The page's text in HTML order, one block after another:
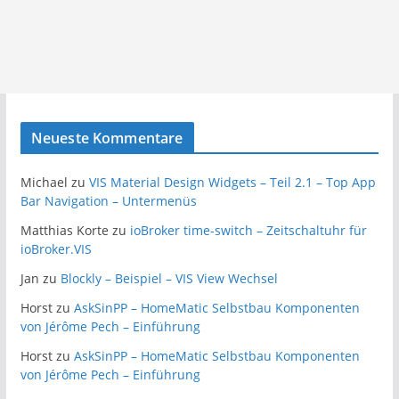
Neueste Kommentare
Michael zu VIS Material Design Widgets – Teil 2.1 – Top App
Bar Navigation – Untermenüs
Matthias Korte zu ioBroker time-switch – Zeitschaltuhr für
ioBroker.VIS
Jan zu Blockly – Beispiel – VIS View Wechsel
Horstzu AskSinPP – HomeMatic Selbstbau Komponenten
von Jérôme Pech – Einführung
Horstzu AskSinPP – HomeMatic Selbstbau Komponenten
von Jérôme Pech – Einführung